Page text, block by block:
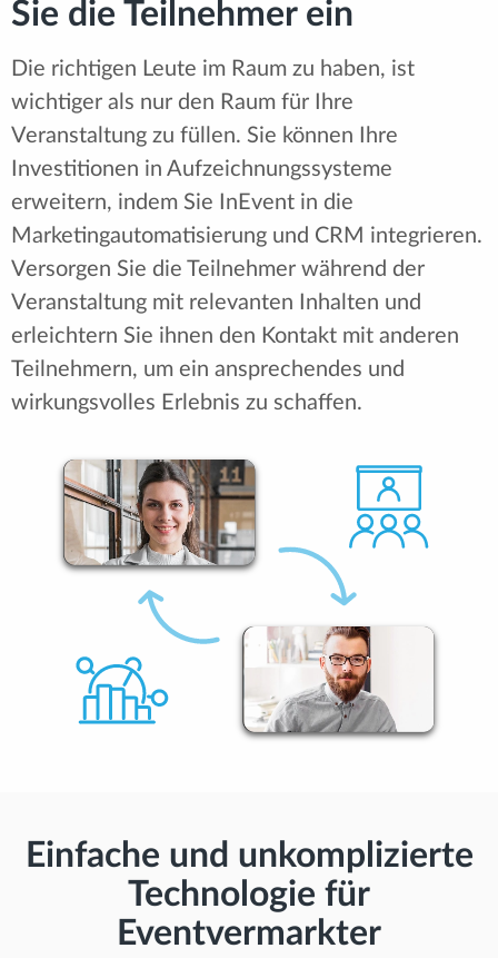
Sie die Teilnehmer ein
Die richtigen Leute im Raum zu haben, ist
wichtiger als nur den Raum für Ihre
Veranstaltung zu füllen. Sie können Ihre
Investitionen in Aufzeichnungssysteme
erweitern, indem Sie InEvent in die
Marketingautomatisierung und CRM integrieren.
Versorgen Sie die Teilnehmer während der
Veranstaltung mit relevanten Inhalten und
erleichtern Sie ihnen den Kontakt mit anderen
Teilnehmern, um ein ansprechendes und
wirkungsvolles Erlebnis zu schaffen.
Einfache und unkomplizierte
Technologie für
Eventvermarkter